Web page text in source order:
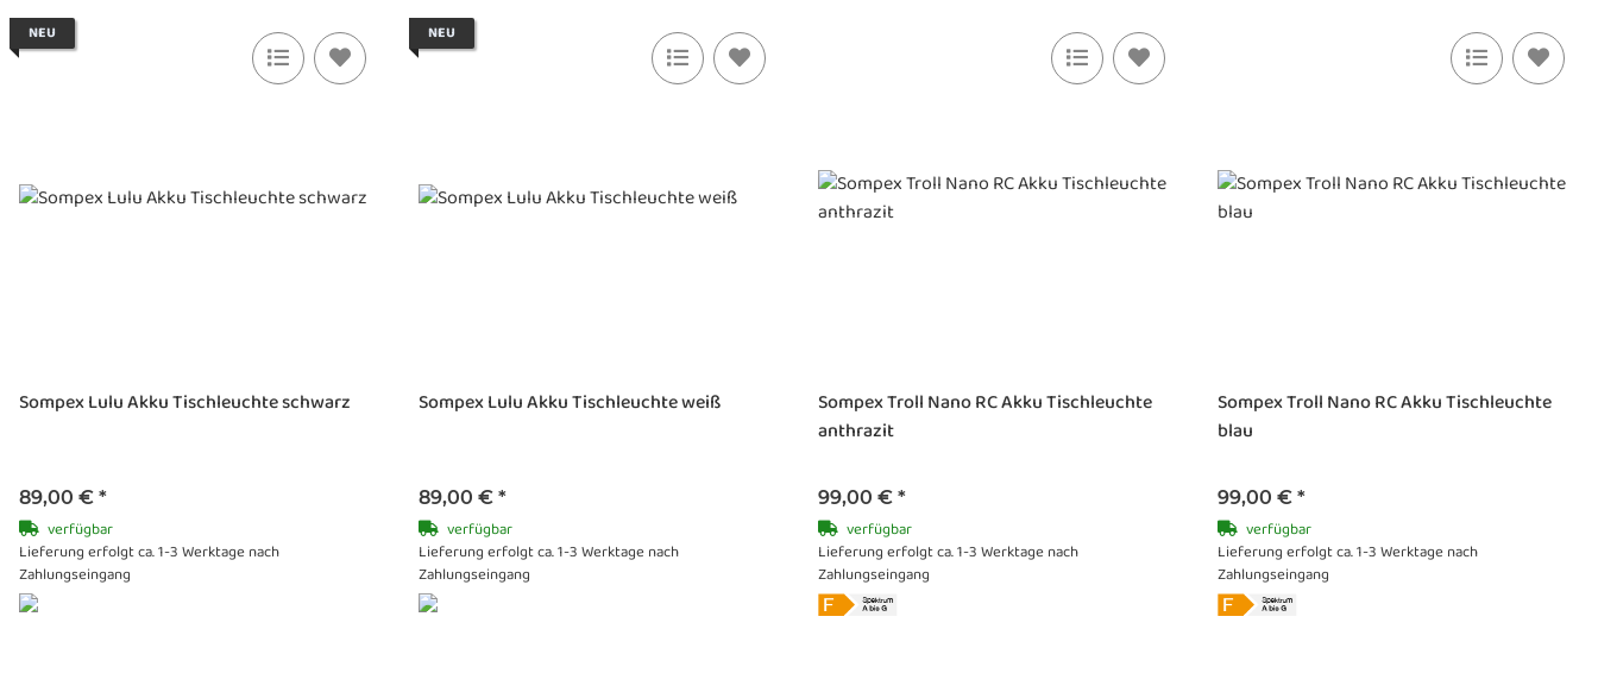
NEU
Sompex Lulu Akku Tischleuchte schwarz
89,00 € *
verfügbar
Lieferung erfolgt ca. 1-3 Werktage nach
Zahlungseingang
NEU
Sompex Lulu Akku Tischleuchte weiß
89,00 € *
verfügbar
Lieferung erfolgt ca. 1-3 Werktage nach
Zahlungseingang
Sompex Troll Nano RC Akku Tischleuchte
anthrazit
99,00 € *
verfügbar
Lieferung erfolgt ca. 1-3 Werktage nach
Zahlungseingang
Sompex Troll Nano RC Akku Tischleuchte
blau
99,00 € *
verfügbar
Lieferung erfolgt ca. 1-3 Werktage nach
Zahlungseingang